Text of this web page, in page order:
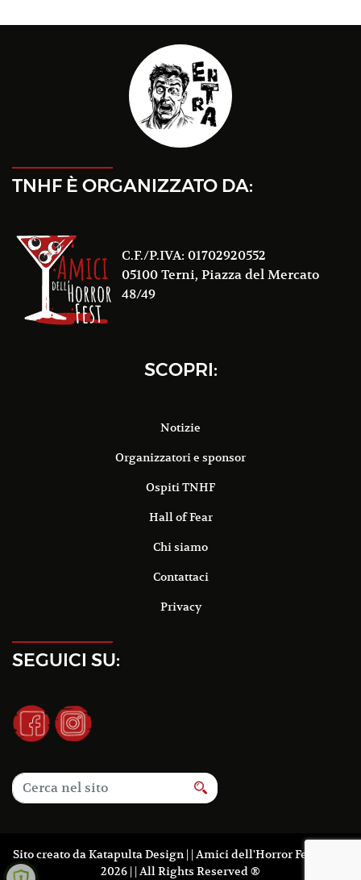
TNHF È ORGANIZZATO DA:
C.F./P.IVA: 01702920552
05100 Terni, Piazza del Mercato
48/49
SCOPRI:
Notizie
Organizzatori e sponsor
Ospiti TNHF
Hall of Fear
Chi siamo
Contattaci
Privacy
SEGUICI SU:
Sito creato daKatapulta Design| | Amici dell'Horror Fest 2016-
2026 | | All Rights Reserved ®